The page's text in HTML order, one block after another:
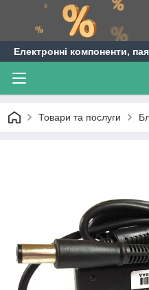
Електронні компоненти,
Товари та послуги